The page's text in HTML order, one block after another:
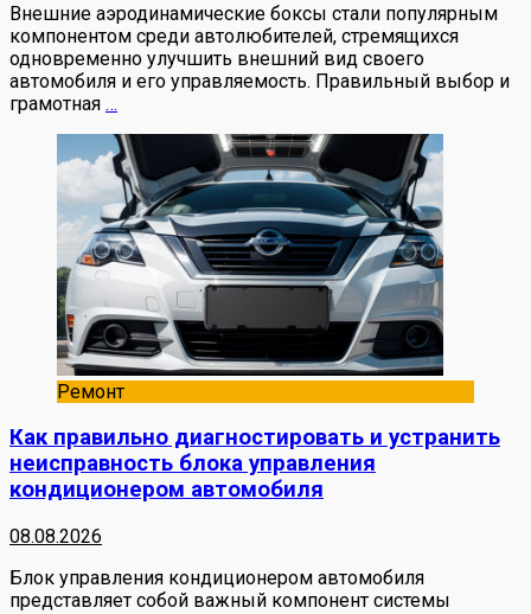
Внешние аэродинамические боксы стали популярным
компонентом среди автолюбителей, стремящихся
одновременно улучшить внешний вид своего
автомобиля и его управляемость. Правильный выбор и
грамотная …
Ремонт
Как правильно диагностировать и устранить
неисправность блока управления
кондиционером автомобиля
08.08.2026
Блок управления кондиционером автомобиля
представляет собой важный компонент системы